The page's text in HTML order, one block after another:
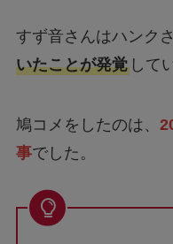
すず音さんはハンク
いたことが発覚して
鳩コメをしたのは、
事でした。